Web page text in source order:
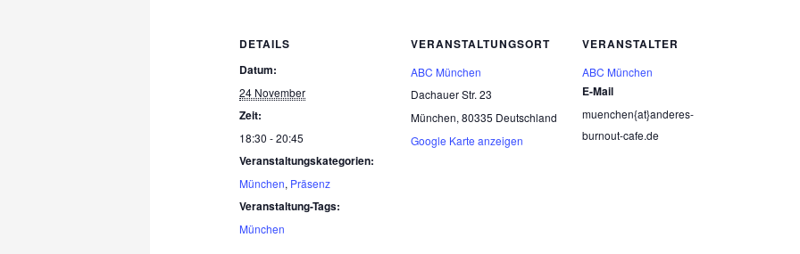
DETAILS
Datum:
24 November
Zeit:
18:30 - 20:45
Veranstaltungskategorien:
München, Präsenz
Veranstaltung-Tags:
München
VERANSTALTUNGSORT
ABC München
Dachauer Str. 23
München, 80335 Deutschland
Google Karte anzeigen
VERANSTALTER
ABC München
E-Mail
muenchen{at}anderes-
burnout-cafe.de